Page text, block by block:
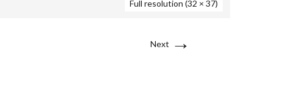
Full resolution (32 × 37)
Next →